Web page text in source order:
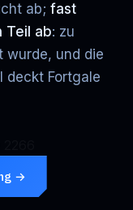
ab; fast
Teil ab: zu
wurde, und die
deckt Fortgale
→